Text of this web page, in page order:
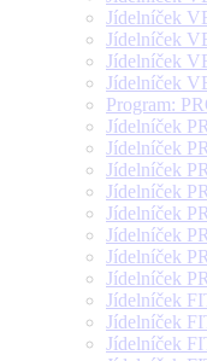
Jídelníček
Jídelníček
Jídelníček
Jídelníček
Program:
Jídelníček
Jídelníček
Jídelníček
Jídelníček
Jídelníček
Jídelníček
Jídelníček
Jídelníček
Jídelníček
Jídelníček
Jídelníček